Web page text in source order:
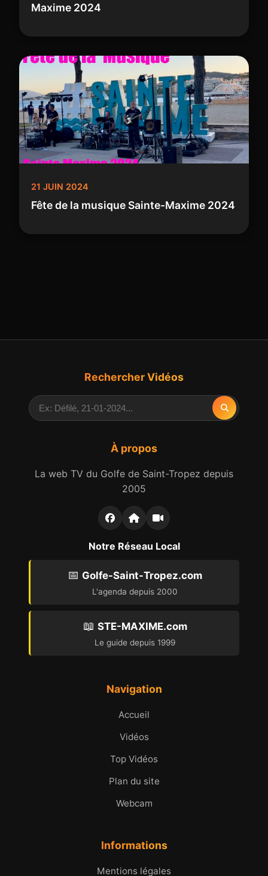
Maxime 2024
21 JUIN 2024
Fête de la musique Sainte-Maxime 2024
À propos
La web TV du Golfe de Saint-Tropez depuis
2005
Notre Réseau Local
📅 Golfe-Saint-Tropez.com
L'agenda depuis 2000
📖 STE-MAXIME.com
Le guide depuis 1999
Navigation
Accueil
Vidéos
Top Vidéos
Plan du site
Webcam
Informations
Mentions légales
Rechercher Vidéos